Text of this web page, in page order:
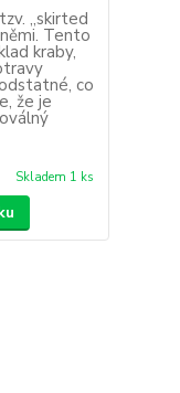
„skirted
Tento
kraby,
co
že je
Skladem 1 ks